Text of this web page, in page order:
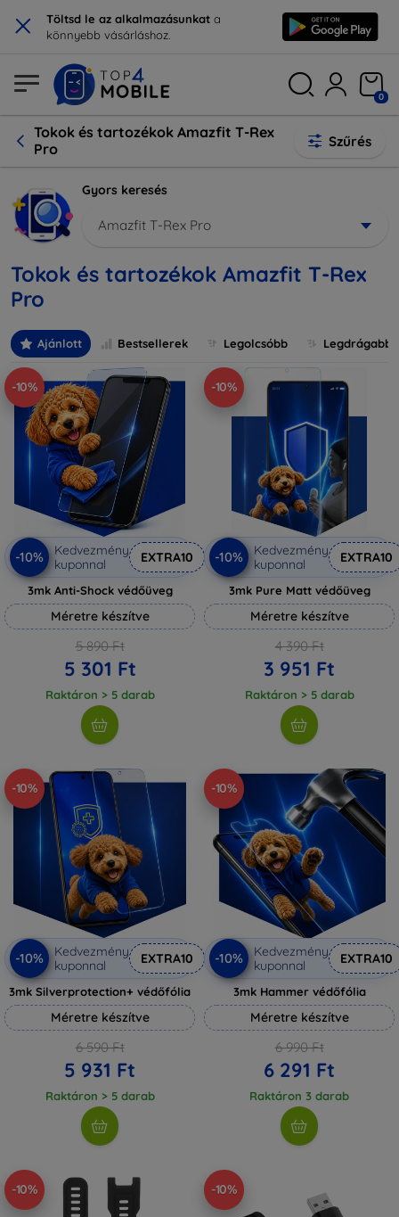
× Töltsd le az alkalmazásunkat a
könnyebb vásárláshoz.
0
Tokok és tartozékok Amazfit T-Rex
Pro
Szűrés
Gyors keresés
Amazfit T-Rex Pro
Tokok és tartozékok Amazfit T-Rex
Pro
Ajánlott Bestsellerek Legolcsóbb Legdrágabb
-10%
-10%
Kedvezmény
kuponnal
EXTRA10
3mk Anti-Shock védőüveg
Méretre készítve
5 890 Ft
5 301 Ft
Raktáron > 5 darab
-10%
-10%
Kedvezmény
kuponnal
EXTRA10
3mk Pure Matt védőüveg
Méretre készítve
4 390 Ft
3 951 Ft
Raktáron > 5 darab
-10%
-10%
Kedvezmény
kuponnal
EXTRA10
3mk Silverprotection+ védőfólia
Méretre készítve
6 590 Ft
5 931 Ft
Raktáron > 5 darab
-10%
-10%
Kedvezmény
kuponnal
EXTRA10
3mk Hammer védőfólia
Méretre készítve
6 990 Ft
6 291 Ft
Raktáron 3 darab
-10% -10%